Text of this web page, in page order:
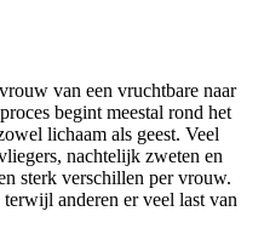
van een vruchtbare naar
begint meestal rond het
lichaam als geest. Veel
nachtelijk zweten en
sterk verschillen per vrouw.
anderen er veel last van